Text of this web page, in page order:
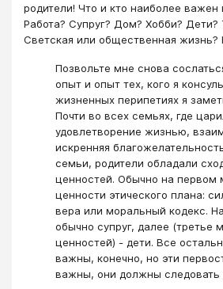
родители! Что и кто наиболее
Работа? Супруг? Дом? Хобби? Дети?
Светская или общественная жизнь?
Позвольте мне снова
опыт и опыт тех, кого я
жизненных перипетиях я
Почти во всех семьях, где
удовлетворение жизнью,
искренняя
семьи, родители обладали
ценностей. Обычно на первом
ценности этического плана:
вера или моральный кодекс.
обычно супруг, далее (третье
ценностей) - дети. Все
важны, конечно, но эти
важны, они должны следовать